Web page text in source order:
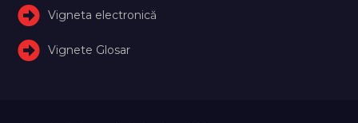
Vigneta electronică
Vignete Glosar